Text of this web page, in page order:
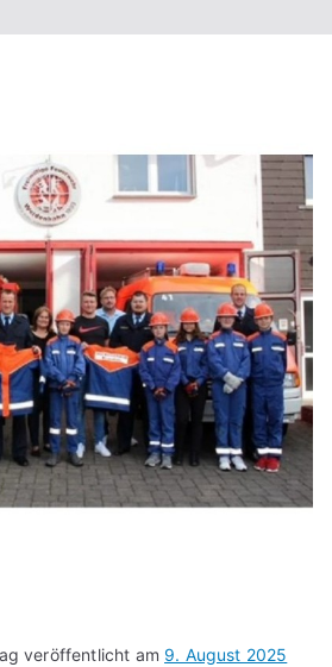
veröffentlicht am 9. August 2025